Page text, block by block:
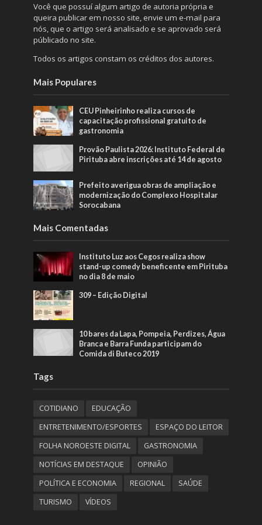
Você que possuí algum artigo de autoria própria e
queira publicar em nosso site, envie um e-mail para
nós, que o artigo será analisado e se aprovado será
públicado no site.
Todos os artigos constam os créditos dos autores.
Mais Populares
CEU Pinheirinho realiza cursos de
capacitação profissional gratuito de
gastronomia
Provão Paulista 2026: Instituto Federal de
Pirituba abre inscrições até 14 de agosto
Prefeito averigua obras de ampliação e
modernização do Complexo Hospitalar
Sorocabana
Mais Comentadas
Instituto Luz aos Cegos realiza show
stand-up comedy beneficente em Pirituba
no dia 8 de maio
309 – Edição Digital
10 bares da Lapa, Pompeia, Perdizes, Água
Branca e Barra Funda participam do
Comida di Buteco 2019
Tags
COTIDIANO
EDUCAÇÃO
ENTRETENIMENTO/ESPORTES
ESPAÇO DO LEITOR
FOLHA NOROESTE DIGITAL
GASTRONOMIA
NOTÍCIAS EM DESTAQUE
OPINIÃO
POLÍTICA E ECONOMIA
REGIONAL
SAÚDE
TURISMO
VÍDEOS